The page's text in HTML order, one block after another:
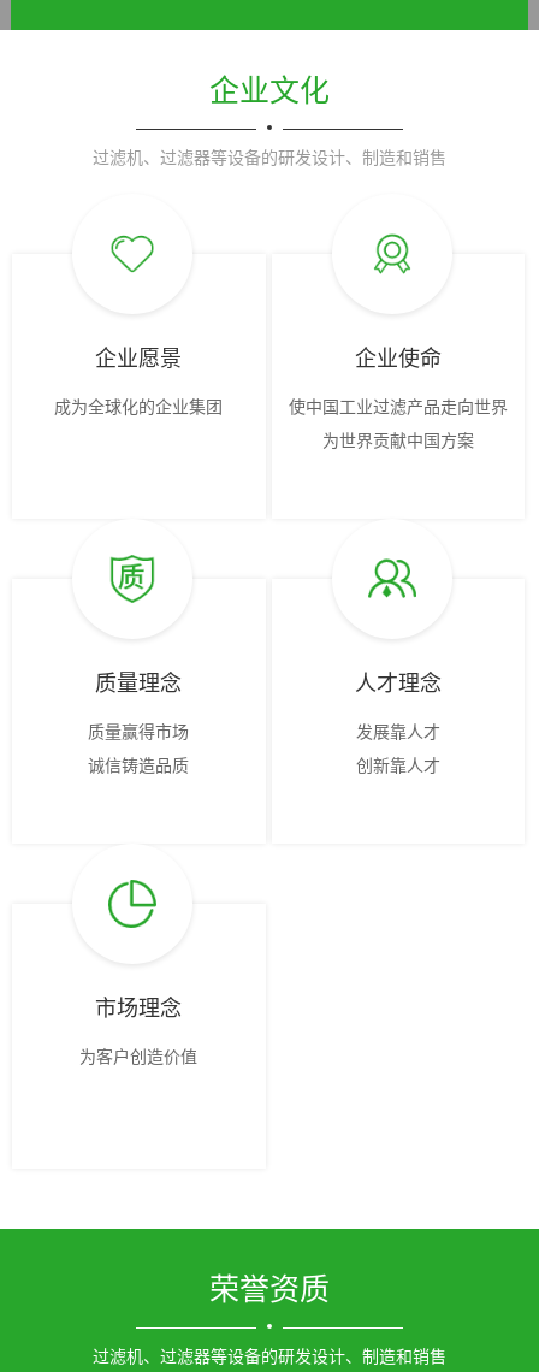
企业文化
过滤机、过滤器等设备的研发设计、制造和销售
企业愿景
成为全球化的企业集团
企业使命
使中国工业过滤产品走向世界
为世界贡献中国方案
质量理念
质量赢得市场
诚信铸造品质
人才理念
发展靠人才
创新靠人才
市场理念
为客户创造价值
荣誉资质
过滤机、过滤器等设备的研发设计、制造和销售